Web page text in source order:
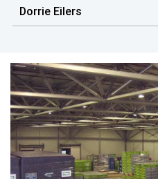
Dorrie Eilers